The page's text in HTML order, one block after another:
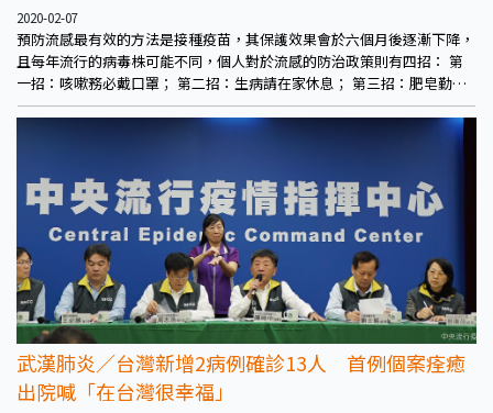
2020-02-07
預防流感最有效的方法是接種疫苗，其保護效果會於六個月後逐漸下降，
且每年流行的病毒株可能不同，個人對於流感的防治政策則有四招： 第
一招：咳嗽務必戴口罩； 第二招：生病請在家休息； 第三招：肥皂勤洗
手，手帕隨身帶；
武漢肺炎／台灣新增2病例確診13人 首例個案痊癒
出院喊「在台灣很幸福」